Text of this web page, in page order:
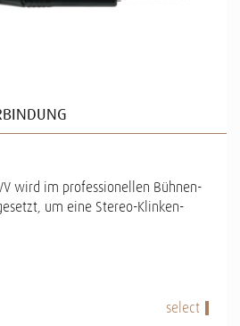
wird im professionellen Bühnen-
um eine Stereo-Klinken-
select